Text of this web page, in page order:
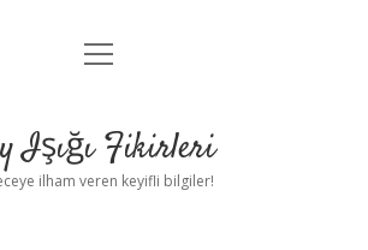
Anasayfa
Yasal Uyarı
menüyü
Işığı Fikirleri
ilham veren keyifli bilgiler!